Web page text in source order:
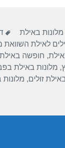
קטגוריות
מלונות באילת
לאילת השוואת
, חופשה
, מלונות באילת
זולים, מלונות